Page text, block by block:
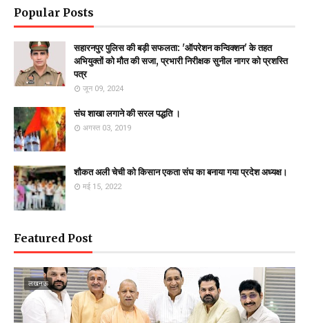
Popular Posts
सहारनपुर पुलिस की बड़ी सफलता: 'ऑपरेशन कन्विक्शन' के तहत
अभियुक्तों को मौत की सजा, प्रभारी निरीक्षक सुनील नागर को प्रशस्ति
पत्र
जून 09, 2024
संघ शाखा लगाने की सरल पद्धति ।
अगस्त 03, 2019
शौकत अली चेची को किसान एकता संघ का बनाया गया प्रदेश अध्यक्ष।
मई 15, 2022
Featured Post
लखनऊ